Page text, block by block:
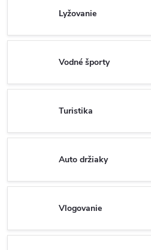
Lyžovanie
Vodné športy
Turistika
Auto držiaky
Vlogovanie